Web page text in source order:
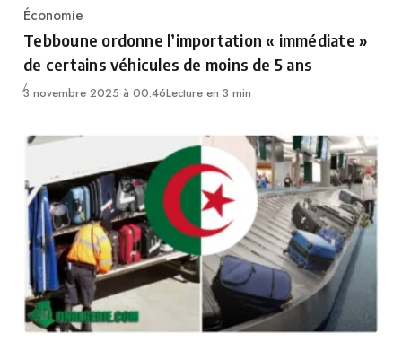
Category
Économie
Tebboune ordonne l’importation « immédiate »
de certains véhicules de moins de 5 ans
3 novembre 2025 à 00:46Lecture en 3 min